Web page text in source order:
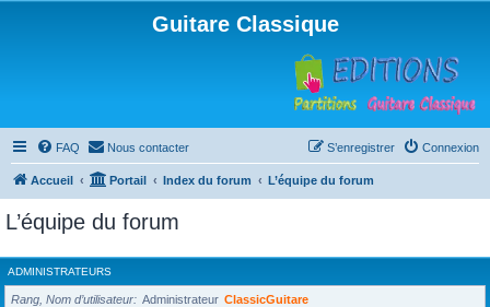
Guitare Classique
FAQ Nous contacter Connexion
S’enregistrer
Accueil Portail Index du forum L’équipe du forum
L’équipe du forum
ADMINISTRATEURS
Rang, Nom d’utilisateur Administrateur ClassicGuitare